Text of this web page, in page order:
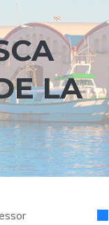
LA